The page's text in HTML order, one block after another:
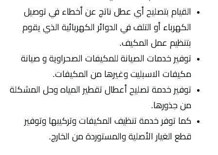
القيام بتصليح أي عطل ناتج عن أخطاء في توصيل
الكهرباء أو التلف في الدوائر الكهربائية الذي يقوم
بتنظيم عمل المكيف.
توفير خدمات الصيانة للمكيفات الصحراوية و صيانة
مكيفات الاسبليت وغيرها من المكيفات.
توفير خدمة تصليح أعطال تقطير المياه وحل المشكلة
من جذورها.
كما توفر خدمة تنظيف المكيفات وتركيبها وتوفير
قطع الغيار الأصلية والمستوردة من الخارج.